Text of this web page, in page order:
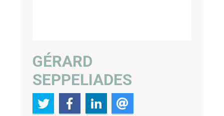
GÉRARD
SEPPELIADES